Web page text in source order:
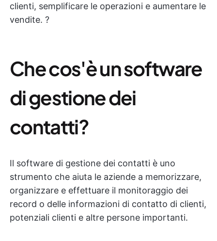
clienti, semplificare le operazioni e aumentare le
vendite. ?
Che cos'è un software
di gestione dei
contatti?
Il software di gestione dei contatti è uno
strumento che aiuta le aziende a memorizzare,
organizzare e effettuare il monitoraggio dei
record o delle informazioni di contatto di clienti,
potenziali clienti e altre persone importanti.